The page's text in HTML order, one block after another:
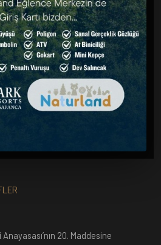
GÜVENLİĞİ İÇİN ALINAN
İMHA TEKNİKLERİ
SİLİNMESİ
YOK EDİLMESİ
ANONİM HALE
20. Maddesine